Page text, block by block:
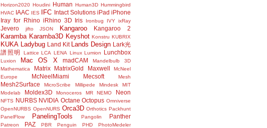
Horizon2020 Houdini Human Human3D Hummingbird
HVAC IAAC IES IFC Intact Solutions iPad iPhone
Iray for Rhino iRhino 3D Iris Ironbug IVY ixRay
Jevero jifto JSON Kangaroo Kangaroo 2
Karamba Karamba3D Keyshot Konstru KUBRIX
KUKA Ladybug Land Kit Lands Design Lark光
譜照明
Lattice LCA LENA Linux Lumion Lunchbox
Luxion Mac OS X madCAM
Mandelbulb 3D
Mathematica
Matrix MatrixGold Maxwell
McNeel
Europe
McNeelMiami Mecsoft Mesh
Mesh2Surface MicroScribe Millipede Mindesk
MIT
Modelab
Moldex3D Monoceros MR NEMO Neon
NFTS NURBS NVIDIA Octane Octopus Omniverse
OpenNURBS OpenNURS Orca3D Orthotics Packhunt
PanelFlow
PanelingTools Pangolin Panther
Patreon PAZ PBR Penguin PHD
PhotoMedeler